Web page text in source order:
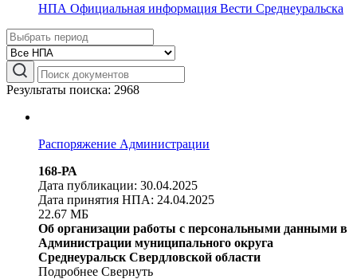
НПА Официальная информация Вести Среднеуральска
Результаты поиска: 2968
Распоряжение Администрации
168-РА
Дата публикации: 30.04.2025
Дата принятия НПА: 24.04.2025
22.67 МБ
Об организации работы с персональными данными в
Администрации муниципального округа
Среднеуральск Свердловской области
Подробнее Свернуть